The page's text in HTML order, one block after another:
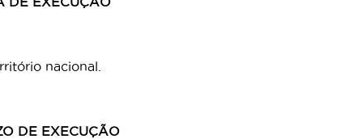
nacional.
DE EXECUÇÃO